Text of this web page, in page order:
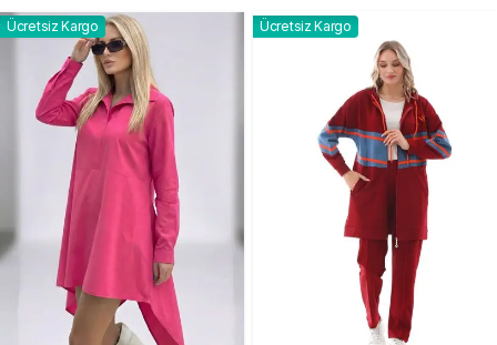
Ücretsiz Kargo Ücretsiz Kargo